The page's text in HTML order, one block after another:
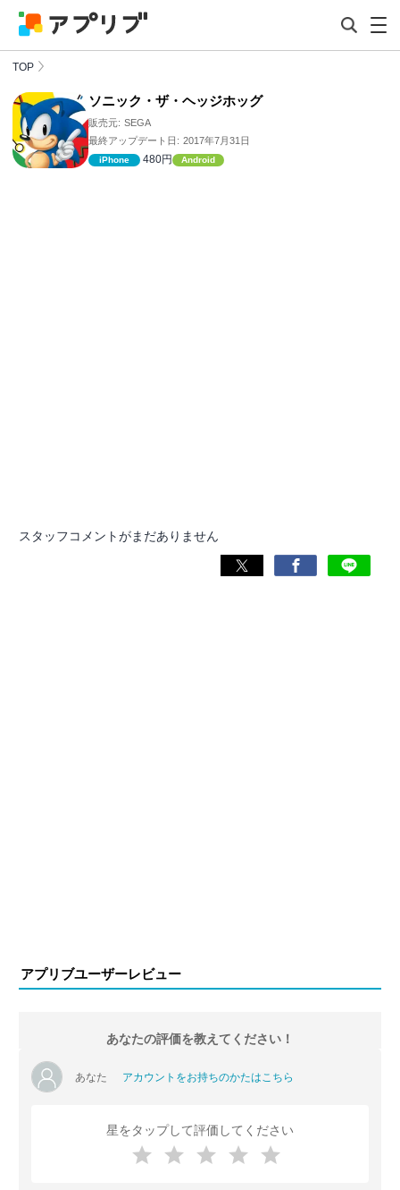
TOP
ソニック・ザ・ヘッジホッグ
販売元: SEGA
最終アップデート日: 2017年7月31日
iPhone 480円 Android
スタッフコメントがまだありません
アプリブユーザーレビュー
あなたの評価を教えてください！
あなた アカウントをお持ちのかたはこちら
星をタップして評価してください